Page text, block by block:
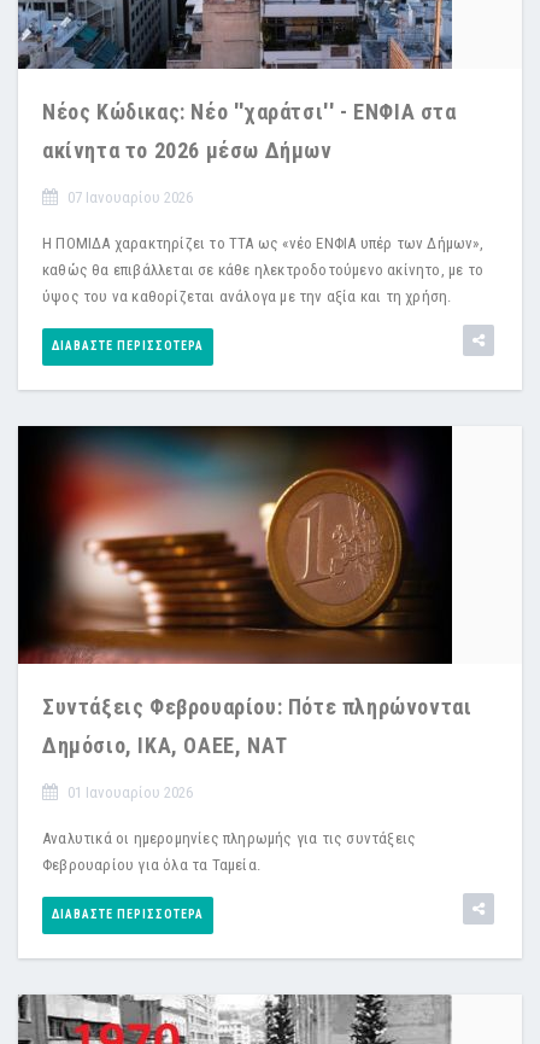
Νέος Κώδικας: Νέο ''χαράτσι'' - EΝΦΙΑ στα
ακίνητα το 2026 μέσω Δήμων
07 Ιανουαρίου 2026
Η ΠΟΜΙΔΑ χαρακτηρίζει το ΤΤΑ ως «νέο ΕΝΦΙΑ υπέρ των Δήμων»,
καθώς θα επιβάλλεται σε κάθε ηλεκτροδοτούμενο ακίνητο, με το
ύψος του να καθορίζεται ανάλογα με την αξία και τη χρήση.
ΔΙΑΒΆΣΤΕ ΠΕΡΙΣΣΌΤΕΡΑ
Συντάξεις Φεβρουαρίου: Πότε πληρώνονται
Δημόσιο, ΙΚΑ, ΟΑΕΕ, ΝΑΤ
01 Ιανουαρίου 2026
Αναλυτικά οι ημερομηνίες πληρωμής για τις συντάξεις
Φεβρουαρίου για όλα τα Ταμεία.
ΔΙΑΒΆΣΤΕ ΠΕΡΙΣΣΌΤΕΡΑ